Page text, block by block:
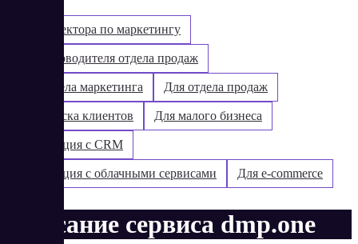
Для директора по маркетингу
Для руководителя отдела продаж
Для отдела маркетинга Для отдела продаж
Для поиска клиентов Для малого бизнеса
Интеграция с CRM
Интеграция с облачными сервисами Для e-commerce
Описание сервиса dmp.one